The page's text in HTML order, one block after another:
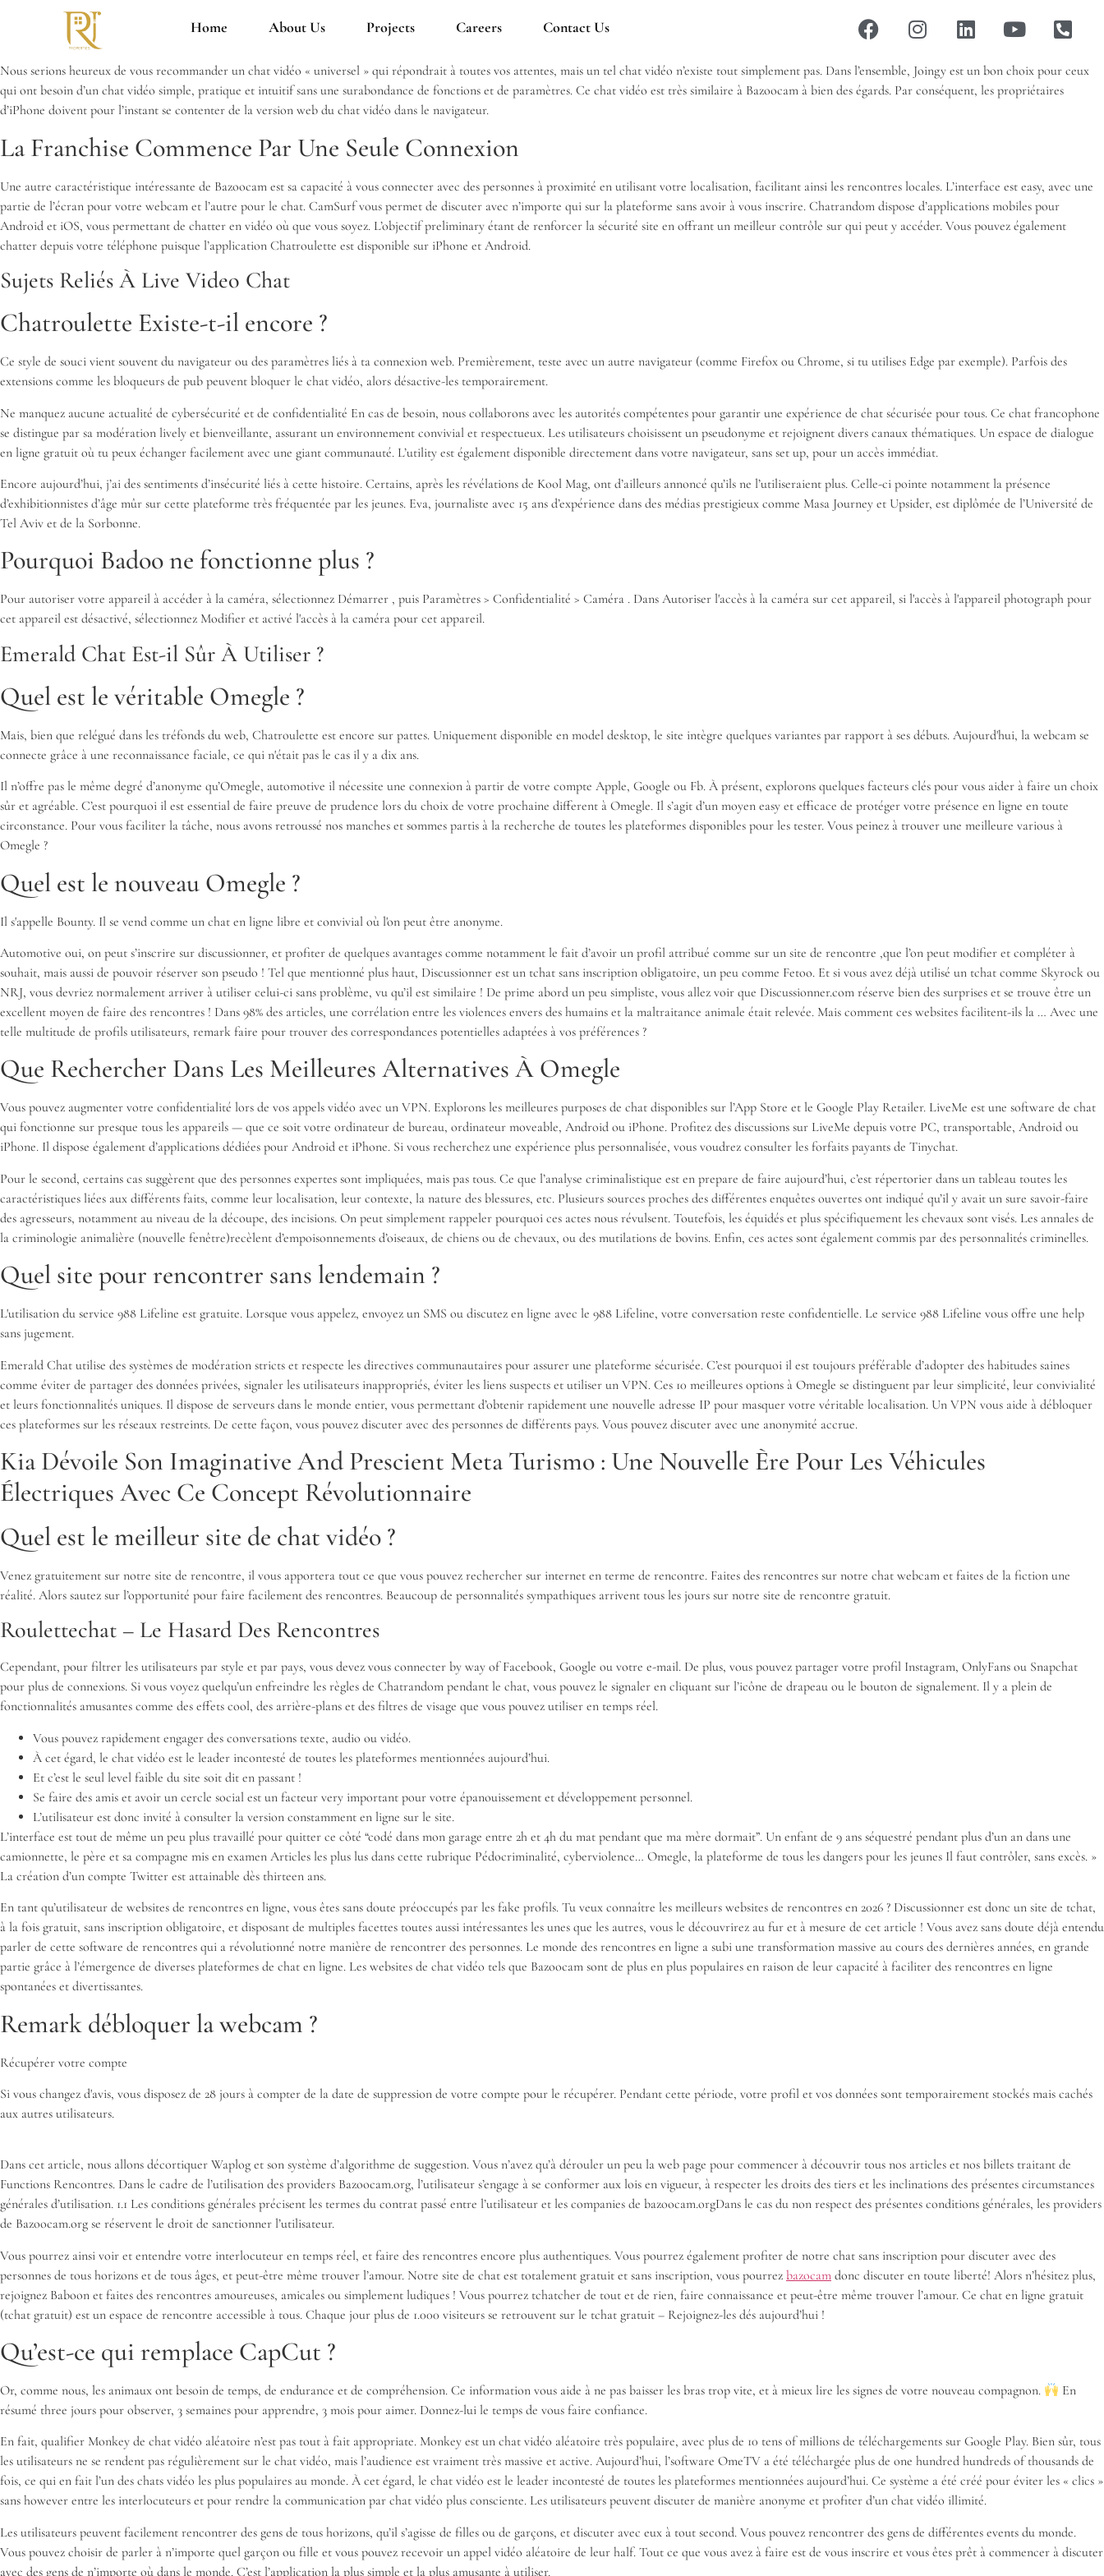
Home About Us Projects Careers Contact Us
Nous serions heureux de vous recommander un chat vidéo « universel » qui répondrait à toutes vos attentes, mais un tel chat vidéo n’existe tout simplement pas. Dans l’ensemble, Joingy est un bon choix pour ceux
qui ont besoin d’un chat vidéo simple, pratique et intuitif sans une surabondance de fonctions et de paramètres. Ce chat vidéo est très similaire à Bazoocam à bien des égards. Par conséquent, les propriétaires
d’iPhone doivent pour l’instant se contenter de la version web du chat vidéo dans le navigateur.
La Franchise Commence Par Une Seule Connexion
Une autre caractéristique intéressante de Bazoocam est sa capacité à vous connecter avec des personnes à proximité en utilisant votre localisation, facilitant ainsi les rencontres locales. L’interface est easy, avec une
partie de l’écran pour votre webcam et l’autre pour le chat. CamSurf vous permet de discuter avec n’importe qui sur la plateforme sans avoir à vous inscrire. Chatrandom dispose d’applications mobiles pour
Android et iOS, vous permettant de chatter en vidéo où que vous soyez. L’objectif preliminary étant de renforcer la sécurité site en offrant un meilleur contrôle sur qui peut y accéder. Vous pouvez également
chatter depuis votre téléphone puisque l’application Chatroulette est disponible sur iPhone et Android.
Sujets Reliés À Live Video Chat
Chatroulette Existe-t-il encore ?
Ce style de souci vient souvent du navigateur ou des paramètres liés à ta connexion web. Premièrement, teste avec un autre navigateur (comme Firefox ou Chrome, si tu utilises Edge par exemple). Parfois des
extensions comme les bloqueurs de pub peuvent bloquer le chat vidéo, alors désactive-les temporairement.
Ne manquez aucune actualité de cybersécurité et de confidentialité En cas de besoin, nous collaborons avec les autorités compétentes pour garantir une expérience de chat sécurisée pour tous. Ce chat francophone
se distingue par sa modération lively et bienveillante, assurant un environnement convivial et respectueux. Les utilisateurs choisissent un pseudonyme et rejoignent divers canaux thématiques. Un espace de dialogue
en ligne gratuit où tu peux échanger facilement avec une giant communauté. L’utility est également disponible directement dans votre navigateur, sans set up, pour un accès immédiat.
Encore aujourd’hui, j’ai des sentiments d’insécurité liés à cette histoire. Certains, après les révélations de Kool Mag, ont d’ailleurs annoncé qu’ils ne l’utiliseraient plus. Celle-ci pointe notamment la présence
d’exhibitionnistes d’âge mûr sur cette plateforme très fréquentée par les jeunes. Eva, journaliste avec 15 ans d’expérience dans des médias prestigieux comme Masa Journey et Upsider, est diplômée de l’Université de
Tel Aviv et de la Sorbonne.
Pourquoi Badoo ne fonctionne plus ?
Pour autoriser votre appareil à accéder à la caméra, sélectionnez Démarrer , puis Paramètres > Confidentialité > Caméra . Dans Autoriser l'accès à la caméra sur cet appareil, si l'accès à l'appareil photograph pour
cet appareil est désactivé, sélectionnez Modifier et activé l'accès à la caméra pour cet appareil.
Emerald Chat Est-il Sûr À Utiliser ?
Quel est le véritable Omegle ?
Mais, bien que relégué dans les tréfonds du web, Chatroulette est encore sur pattes. Uniquement disponible en model desktop, le site intègre quelques variantes par rapport à ses débuts. Aujourd'hui, la webcam se
connecte grâce à une reconnaissance faciale, ce qui n'était pas le cas il y a dix ans.
Il n’offre pas le même degré d’anonyme qu’Omegle, automotive il nécessite une connexion à partir de votre compte Apple, Google ou Fb. À présent, explorons quelques facteurs clés pour vous aider à faire un choix
sûr et agréable. C’est pourquoi il est essential de faire preuve de prudence lors du choix de votre prochaine different à Omegle. Il s’agit d’un moyen easy et efficace de protéger votre présence en ligne en toute
circonstance. Pour vous faciliter la tâche, nous avons retroussé nos manches et sommes partis à la recherche de toutes les plateformes disponibles pour les tester. Vous peinez à trouver une meilleure various à
Omegle ?
Quel est le nouveau Omegle ?
Il s'appelle Bounty. Il se vend comme un chat en ligne libre et convivial où l'on peut être anonyme.
Automotive oui, on peut s’inscrire sur discussionner, et profiter de quelques avantages comme notamment le fait d’avoir un profil attribué comme sur un site de rencontre ,que l’on peut modifier et compléter à
souhait, mais aussi de pouvoir réserver son pseudo ! Tel que mentionné plus haut, Discussionner est un tchat sans inscription obligatoire, un peu comme Fetoo. Et si vous avez déjà utilisé un tchat comme Skyrock ou
NRJ, vous devriez normalement arriver à utiliser celui-ci sans problème, vu qu’il est similaire ! De prime abord un peu simpliste, vous allez voir que Discussionner.com réserve bien des surprises et se trouve être un
excellent moyen de faire des rencontres ! Dans 98% des articles, une corrélation entre les violences envers des humains et la maltraitance animale était relevée. Mais comment ces websites facilitent-ils la … Avec une
telle multitude de profils utilisateurs, remark faire pour trouver des correspondances potentielles adaptées à vos préférences ?
Que Rechercher Dans Les Meilleures Alternatives À Omegle
Vous pouvez augmenter votre confidentialité lors de vos appels vidéo avec un VPN. Explorons les meilleures purposes de chat disponibles sur l’App Store et le Google Play Retailer. LiveMe est une software de chat
qui fonctionne sur presque tous les appareils — que ce soit votre ordinateur de bureau, ordinateur moveable, Android ou iPhone. Profitez des discussions sur LiveMe depuis votre PC, transportable, Android ou
iPhone. Il dispose également d’applications dédiées pour Android et iPhone. Si vous recherchez une expérience plus personnalisée, vous voudrez consulter les forfaits payants de Tinychat.
Pour le second, certains cas suggèrent que des personnes expertes sont impliquées, mais pas tous. Ce que l’analyse criminalistique est en prepare de faire aujourd’hui, c’est répertorier dans un tableau toutes les
caractéristiques liées aux différents faits, comme leur localisation, leur contexte, la nature des blessures, etc. Plusieurs sources proches des différentes enquêtes ouvertes ont indiqué qu’il y avait un sure savoir-faire
des agresseurs, notamment au niveau de la découpe, des incisions. On peut simplement rappeler pourquoi ces actes nous révulsent. Toutefois, les équidés et plus spécifiquement les chevaux sont visés. Les annales de
la criminologie animalière (nouvelle fenêtre)recèlent d’empoisonnements d’oiseaux, de chiens ou de chevaux, ou des mutilations de bovins. Enfin, ces actes sont également commis par des personnalités criminelles.
Quel site pour rencontrer sans lendemain ?
L'utilisation du service 988 Lifeline est gratuite. Lorsque vous appelez, envoyez un SMS ou discutez en ligne avec le 988 Lifeline, votre conversation reste confidentielle. Le service 988 Lifeline vous offre une help
sans jugement.
Emerald Chat utilise des systèmes de modération stricts et respecte les directives communautaires pour assurer une plateforme sécurisée. C’est pourquoi il est toujours préférable d’adopter des habitudes saines
comme éviter de partager des données privées, signaler les utilisateurs inappropriés, éviter les liens suspects et utiliser un VPN. Ces 10 meilleures options à Omegle se distinguent par leur simplicité, leur convivialité
et leurs fonctionnalités uniques. Il dispose de serveurs dans le monde entier, vous permettant d’obtenir rapidement une nouvelle adresse IP pour masquer votre véritable localisation. Un VPN vous aide à débloquer
ces plateformes sur les réseaux restreints. De cette façon, vous pouvez discuter avec des personnes de différents pays. Vous pouvez discuter avec une anonymité accrue.
Kia Dévoile Son Imaginative And Prescient Meta Turismo : Une Nouvelle Ère Pour Les Véhicules
Électriques Avec Ce Concept Révolutionnaire
Quel est le meilleur site de chat vidéo ?
Venez gratuitement sur notre site de rencontre, il vous apportera tout ce que vous pouvez rechercher sur internet en terme de rencontre. Faites des rencontres sur notre chat webcam et faites de la fiction une
réalité. Alors sautez sur l’opportunité pour faire facilement des rencontres. Beaucoup de personnalités sympathiques arrivent tous les jours sur notre site de rencontre gratuit.
Roulettechat – Le Hasard Des Rencontres
Cependant, pour filtrer les utilisateurs par style et par pays, vous devez vous connecter by way of Facebook, Google ou votre e-mail. De plus, vous pouvez partager votre profil Instagram, OnlyFans ou Snapchat
pour plus de connexions. Si vous voyez quelqu’un enfreindre les règles de Chatrandom pendant le chat, vous pouvez le signaler en cliquant sur l’icône de drapeau ou le bouton de signalement. Il y a plein de
fonctionnalités amusantes comme des effets cool, des arrière-plans et des filtres de visage que vous pouvez utiliser en temps réel.
Vous pouvez rapidement engager des conversations texte, audio ou vidéo.
À cet égard, le chat vidéo est le leader incontesté de toutes les plateformes mentionnées aujourd’hui.
Et c’est le seul level faible du site soit dit en passant !
Se faire des amis et avoir un cercle social est un facteur very important pour votre épanouissement et développement personnel.
L’utilisateur est donc invité à consulter la version constamment en ligne sur le site.
L’interface est tout de même un peu plus travaillé pour quitter ce côté “codé dans mon garage entre 2h et 4h du mat pendant que ma mère dormait”. Un enfant de 9 ans séquestré pendant plus d’un an dans une
camionnette, le père et sa compagne mis en examen Articles les plus lus dans cette rubrique Pédocriminalité, cyberviolence… Omegle, la plateforme de tous les dangers pour les jeunes Il faut contrôler, sans excès. »
La création d’un compte Twitter est attainable dès thirteen ans.
En tant qu’utilisateur de websites de rencontres en ligne, vous êtes sans doute préoccupés par les fake profils. Tu veux connaître les meilleurs websites de rencontres en 2026 ? Discussionner est donc un site de tchat,
à la fois gratuit, sans inscription obligatoire, et disposant de multiples facettes toutes aussi intéressantes les unes que les autres, vous le découvrirez au fur et à mesure de cet article ! Vous avez sans doute déjà entendu
parler de cette software de rencontres qui a révolutionné notre manière de rencontrer des personnes. Le monde des rencontres en ligne a subi une transformation massive au cours des dernières années, en grande
partie grâce à l’émergence de diverses plateformes de chat en ligne. Les websites de chat vidéo tels que Bazoocam sont de plus en plus populaires en raison de leur capacité à faciliter des rencontres en ligne
spontanées et divertissantes.
Remark débloquer la webcam ?
Récupérer votre compte
Si vous changez d'avis, vous disposez de 28 jours à compter de la date de suppression de votre compte pour le récupérer. Pendant cette période, votre profil et vos données sont temporairement stockés mais cachés
aux autres utilisateurs.
Dans cet article, nous allons décortiquer Waplog et son système d’algorithme de suggestion. Vous n’avez qu’à dérouler un peu la web page pour commencer à découvrir tous nos articles et nos billets traitant de
Functions Rencontres. Dans le cadre de l’utilisation des providers Bazoocam.org, l’utilisateur s’engage à se conformer aux lois en vigueur, à respecter les droits des tiers et les inclinations des présentes circumstances
générales d’utilisation. 1.1 Les conditions générales précisent les termes du contrat passé entre l’utilisateur et les companies de bazoocam.orgDans le cas du non respect des présentes conditions générales, les providers
de Bazoocam.org se réservent le droit de sanctionner l’utilisateur.
Vous pourrez ainsi voir et entendre votre interlocuteur en temps réel, et faire des rencontres encore plus authentiques. Vous pourrez également profiter de notre chat sans inscription pour discuter avec des
personnes de tous horizons et de tous âges, et peut-être même trouver l’amour. Notre site de chat est totalement gratuit et sans inscription, vous pourrez bazocam donc discuter en toute liberté! Alors n’hésitez plus,
rejoignez Baboon et faites des rencontres amoureuses, amicales ou simplement ludiques ! Vous pourrez tchatcher de tout et de rien, faire connaissance et peut-être même trouver l’amour. Ce chat en ligne gratuit
(tchat gratuit) est un espace de rencontre accessible à tous. Chaque jour plus de 1.000 visiteurs se retrouvent sur le tchat gratuit – Rejoignez-les dés aujourd’hui !
Qu’est-ce qui remplace CapCut ?
Or, comme nous, les animaux ont besoin de temps, de endurance et de compréhension. Ce information vous aide à ne pas baisser les bras trop vite, et à mieux lire les signes de votre nouveau compagnon.
En
résumé three jours pour observer, 3 semaines pour apprendre, 3 mois pour aimer. Donnez-lui le temps de vous faire confiance.
En fait, qualifier Monkey de chat vidéo aléatoire n’est pas tout à fait appropriate. Monkey est un chat vidéo aléatoire très populaire, avec plus de 10 tens of millions de téléchargements sur Google Play. Bien sûr, tous
les utilisateurs ne se rendent pas régulièrement sur le chat vidéo, mais l’audience est vraiment très massive et active. Aujourd’hui, l’software OmeTV a été téléchargée plus de one hundred hundreds of thousands de
fois, ce qui en fait l’un des chats vidéo les plus populaires au monde. À cet égard, le chat vidéo est le leader incontesté de toutes les plateformes mentionnées aujourd’hui. Ce système a été créé pour éviter les « clics »
sans however entre les interlocuteurs et pour rendre la communication par chat vidéo plus consciente. Les utilisateurs peuvent discuter de manière anonyme et profiter d’un chat vidéo illimité.
Les utilisateurs peuvent facilement rencontrer des gens de tous horizons, qu’il s’agisse de filles ou de garçons, et discuter avec eux à tout second. Vous pouvez rencontrer des gens de différentes events du monde.
Vous pouvez choisir de parler à n’importe quel garçon ou fille et vous pouvez recevoir un appel vidéo aléatoire de leur half. Tout ce que vous avez à faire est de vous inscrire et vous êtes prêt à commencer à discuter
avec des gens de n’importe où dans le monde. C’est l’application la plus simple et la plus amusante à utiliser.